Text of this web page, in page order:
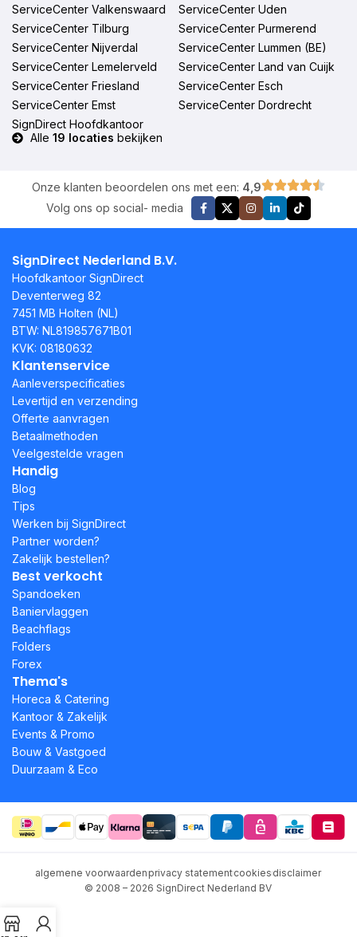
ServiceCenter Valkenswaard
ServiceCenter Uden
ServiceCenter Tilburg
ServiceCenter Purmerend
ServiceCenter Nijverdal
ServiceCenter Lummen (BE)
ServiceCenter Lemelerveld
ServiceCenter Land van Cuijk
ServiceCenter Friesland
ServiceCenter Esch
ServiceCenter Emst
ServiceCenter Dordrecht
SignDirect Hoofdkantoor
Alle 19 locaties bekijken
Onze klanten beoordelen ons met een: 4,9
Volg ons op social- media
SignDirect Nederland B.V.
Hoofdkantoor SignDirect
Deventerweg 82
7451 MB Holten (NL)
BTW: NL819857671B01
KVK: 08180632
Klantenservice
Aanleverspecificaties
Levertijd en verzending
Offerte aanvragen
Betaalmethoden
Veelgestelde vragen
Handig
Blog
Tips
Werken bij SignDirect
Partner worden?
Zakelijk bestellen?
Best verkocht
Spandoeken
Baniervlaggen
Beachflags
Folders
Forex
Thema's
Horeca & Catering
Kantoor & Zakelijk
Events & Promo
Bouw & Vastgoed
Duurzaam & Eco
algemene voorwaardenprivacy statementcookiesdisclaimer
© 2008 – 2026 SignDirect Nederland BV